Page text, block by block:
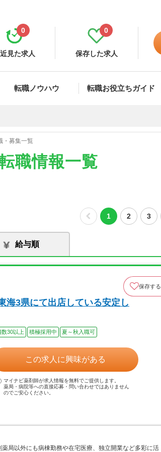
見た求人
0
保存した求人
0
転職ノウハウ 転職お役立ちガイド
・募集一覧
職情報一覧
1 2 3
給与順
保存する
海3県にて出店している安定し
数30以上 積極採用中 夏～秋入職可
この求人に興味がある
マイナビ薬剤師が求人情報を無料でご提供します。
薬局・病院等への直接応募・問い合わせではありません
のでご安心ください。
局以外にも病棟勤務や在宅医療、独立開業など多彩に活